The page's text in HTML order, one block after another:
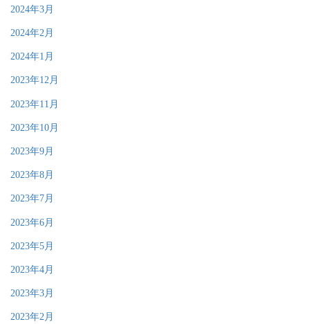
2024年3月
2024年2月
2024年1月
2023年12月
2023年11月
2023年10月
2023年9月
2023年8月
2023年7月
2023年6月
2023年5月
2023年4月
2023年3月
2023年2月